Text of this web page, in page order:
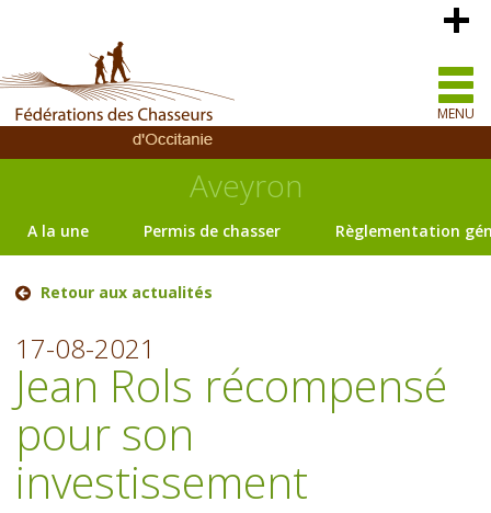
MENU
Aveyron
A la une Permis de chasser Règlementation
Retour aux actualités
17-08-2021
Jean Rols récompensé
pour son
investissement